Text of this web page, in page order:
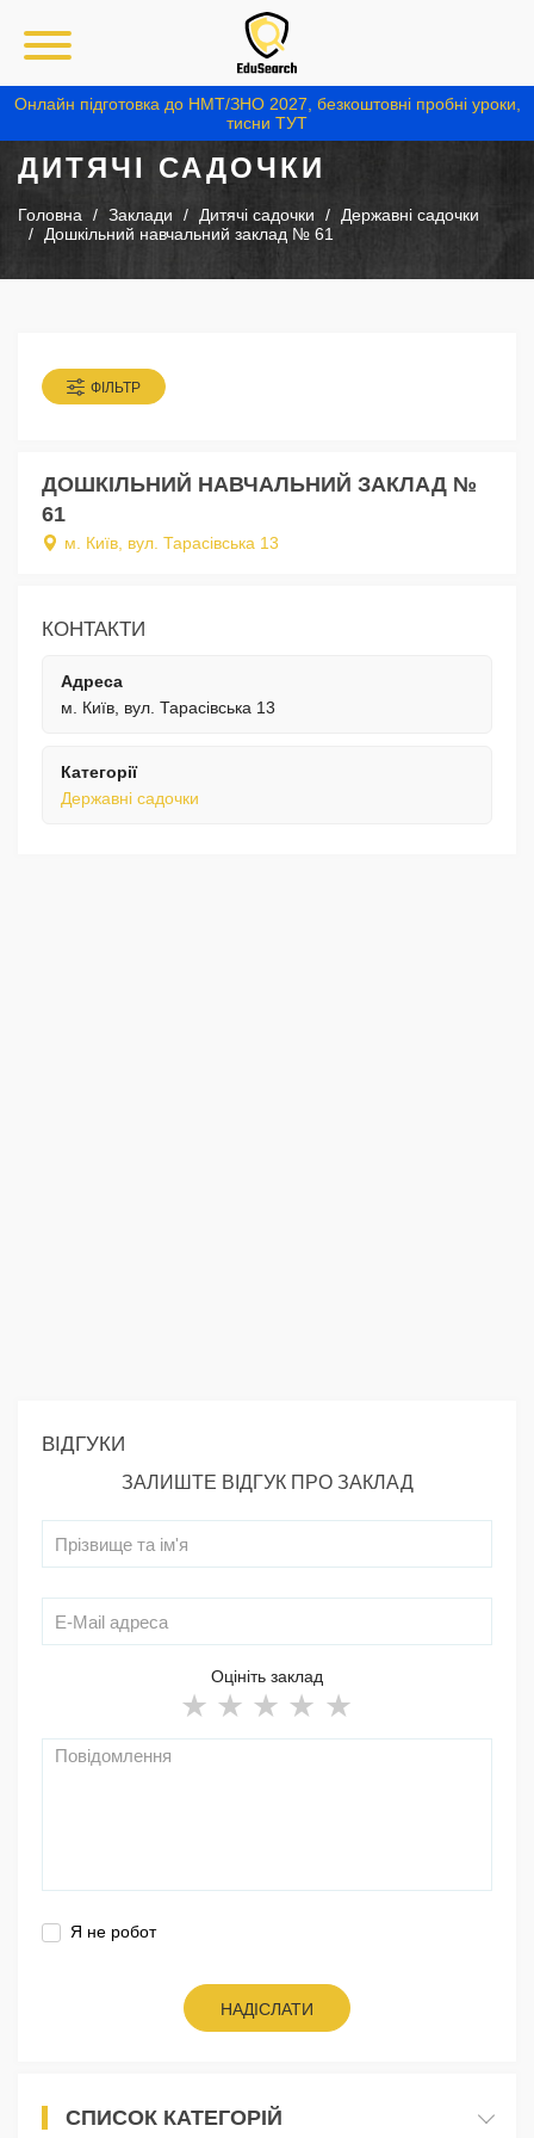
Онлайн підготовка до НМТ/ЗНО 2027, безкоштовні пробні уроки,
тисни ТУТ
ДИТЯЧІ САДОЧКИ
Головна Заклади Дитячі садочки
Державні садочки
Дошкільний навчальний заклад № 61
ФІЛЬТР
ДОШКІЛЬНИЙ НАВЧАЛЬНИЙ ЗАКЛАД №
61
м. Київ, вул. Тарасівська 13
КОНТАКТИ
Адреса
м. Київ, вул. Тарасівська 13
Категорії
Державні садочки
ВІДГУКИ
ЗАЛИШТЕ ВІДГУК ПРО ЗАКЛАД
Оцініть заклад
Я не робот
НАДІСЛАТИ
СПИСОК КАТЕГОРІЙ